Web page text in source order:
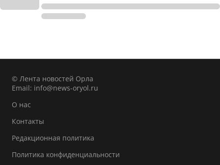
© Лента новостей Орла
Email: info@news-oryol.ru
О нас
Контакты
Редакционная политика
Политика конфиденциальности